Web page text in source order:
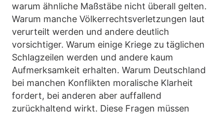
warum ähnliche Maßstäbe nicht überall gelten.
Warum manche Völkerrechtsverletzungen laut
verurteilt werden und andere deutlich
vorsichtiger. Warum einige Kriege zu täglichen
Schlagzeilen werden und andere kaum
Aufmerksamkeit erhalten. Warum Deutschland
bei manchen Konflikten moralische Klarheit
fordert, bei anderen aber auffallend
zurückhaltend wirkt. Diese Fragen müssen